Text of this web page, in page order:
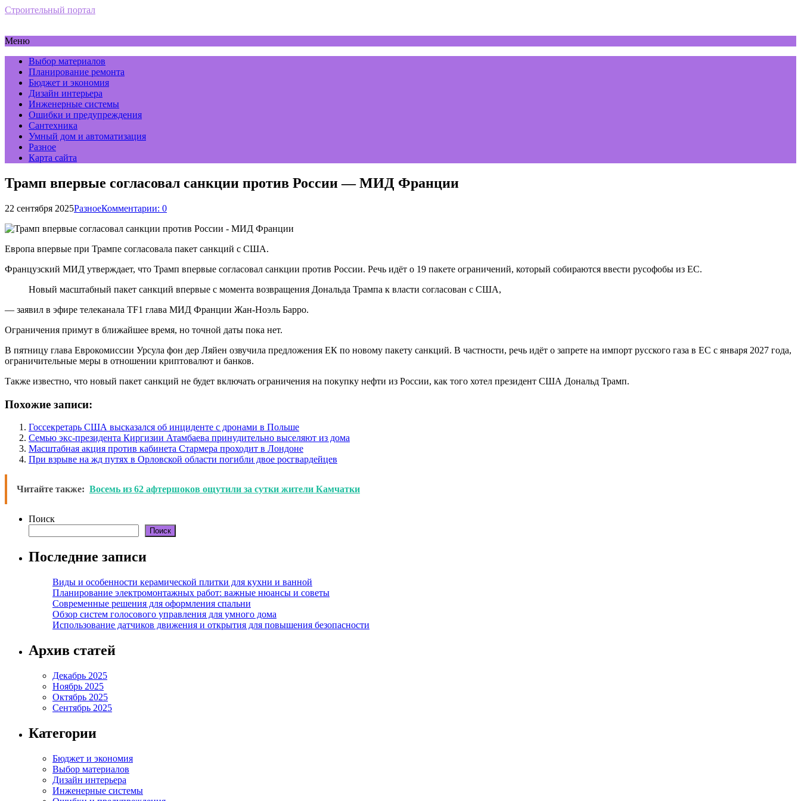
Строительный портал
Меню
Выбор материалов
Планирование ремонта
Бюджет и экономия
Дизайн интерьера
Инженерные системы
Ошибки и предупреждения
Сантехника
Умный дом и автоматизация
Разное
Карта сайта
Трамп впервые согласовал санкции против России — МИД Франции
22 сентября 2025РазноеКомментарии: 0
Европа впервые при Трампе согласовала пакет санкций с США.
Французский МИД утверждает, что Трамп впервые согласовал санкции против России. Речь идёт о 19 пакете ограничений, который собираются ввести русофобы из ЕС.
Новый масштабный пакет санкций впервые с момента возвращения Дональда Трампа к власти согласован с США,
— заявил в эфире телеканала TF1 глава МИД Франции Жан-Ноэль Барро.
Ограничения примут в ближайшее время, но точной даты пока нет.
В пятницу глава Еврокомиссии Урсула фон дер Ляйен озвучила предложения ЕК по новому пакету санкций. В частности, речь идёт о запрете на импорт русского газа в ЕС с января 2027 года,
ограничительные меры в отношении криптовалют и банков.
Также известно, что новый пакет санкций не будет включать ограничения на покупку нефти из России, как того хотел президент США Дональд Трамп.
Похожие записи:
Госсекретарь США высказался об инциденте с дронами в Польше
Семью экс-президента Киргизии Атамбаева принудительно выселяют из дома
Масштабная акция против кабинета Стармера проходит в Лондоне
При взрыве на жд путях в Орловской области погибли двое росгвардейцев
Читайте также: Восемь из 62 афтершоков ощутили за сутки жители Камчатки
Поиск
Поиск
Последние записи
Виды и особенности керамической плитки для кухни и ванной
Планирование электромонтажных работ: важные нюансы и советы
Современные решения для оформления спальни
Обзор систем голосового управления для умного дома
Использование датчиков движения и открытия для повышения безопасности
Архив статей
Декабрь 2025
Ноябрь 2025
Октябрь 2025
Сентябрь 2025
Категории
Бюджет и экономия
Выбор материалов
Дизайн интерьера
Инженерные системы